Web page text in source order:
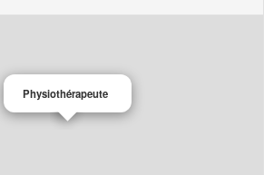
Physiothérapeute